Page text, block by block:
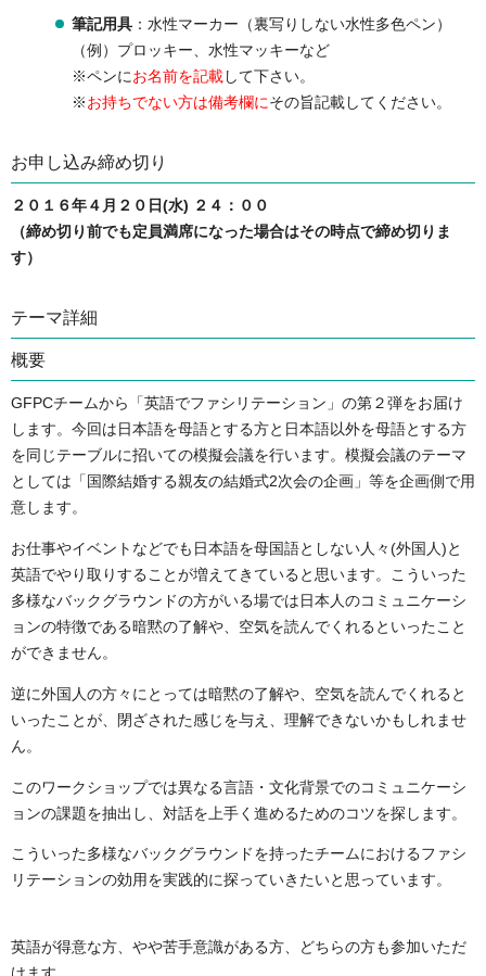
筆記用具 ：水性マーカー（裏写りしない水性多色ペン）
（例）プロッキー、水性マッキーなど
※ペンにお名前を記載 して下さい。
※ お持ちでない方は備考欄にその旨記載してください。
お申し込み締め切り
２０１６年４月２０日(水) ２４：００
（締め切り前でも定員満席になった場合はその時点で締め切りま
す）
テーマ詳細
概要
GFPCチームから「英語でファシリテーション」の第２弾をお届け
します。今回は日本語を母語とする方と日本語以外を母語とする方
を同じテーブルに招いての模擬会議を行います。模擬会議のテーマ
としては「国際結婚する親友の結婚式2次会の企画」等を企画側で用
意します。
お仕事やイベントなどでも日本語を母国語としない人々(外国人)と
英語でやり取りすることが増えてきていると思います。こういった
多様なバックグラウンドの方がいる場では日本人のコミュニケーシ
ョンの特徴である暗黙の了解や、空気を読んでくれるといったこと
ができません。
逆に外国人の方々にとっては暗黙の了解や、空気を読んでくれると
いったことが、閉ざされた感じを与え、理解できないかもしれませ
ん。
このワークショップでは異なる言語・文化背景でのコミュニケーシ
ョンの課題を抽出し、対話を上手く進めるためのコツを探します。
こういった多様なバックグラウンドを持ったチームにおけるファシ
リテーションの効用を実践的に探っていきたいと思っています。
英語が得意な方、やや苦手意識がある方、どちらの方も参加いただ